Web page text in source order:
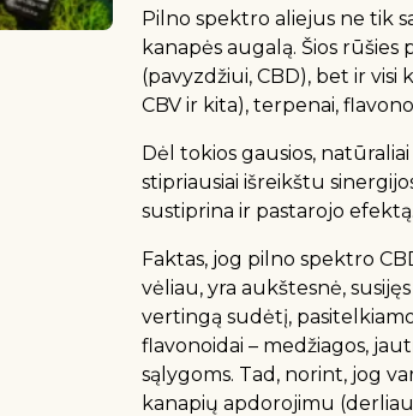
Pilno spektro aliejus ne tik
kanapės augalą. Šios
(pavyzdžiui, CBD), bet ir
CBV ir kita), terpenai,
Dėl tokios gausios,
stipriausiai išreikštu
sustiprina ir pastarojo efektą.
Faktas, jog pilno spektro
vėliau, yra aukštesnė,
vertingą sudėtį,
flavonoidai – medžiagos,
sąlygoms. Tad, norint, jog
kanapių apdorojimu